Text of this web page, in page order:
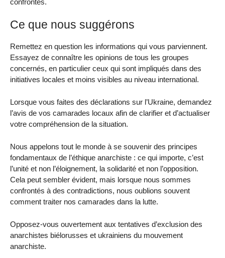
Ce que nous suggérons
Remettez en question les informations qui vous parviennent.
Essayez de connaître les opinions de tous les groupes
concernés, en particulier ceux qui sont impliqués dans des
initiatives locales et moins visibles au niveau international.
Lorsque vous faites des déclarations sur l’Ukraine, demandez
l’avis de vos camarades locaux afin de clarifier et d’actualiser
votre compréhension de la situation.
Nous appelons tout le monde à se souvenir des principes
fondamentaux de l’éthique anarchiste : ce qui importe, c’est
l’unité et non l’éloignement, la solidarité et non l’opposition.
Cela peut sembler évident, mais lorsque nous sommes
confrontés à des contradictions, nous oublions souvent
comment traiter nos camarades dans la lutte.
Opposez-vous ouvertement aux tentatives d’exclusion des
anarchistes biélorusses et ukrainiens du mouvement
anarchiste.